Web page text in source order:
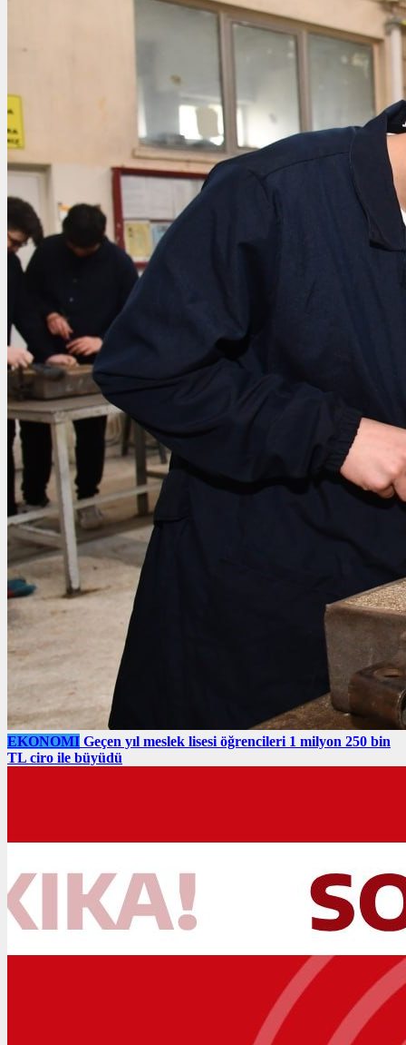
EKONOMI Geçen yıl meslek lisesi öğrencileri 1 milyon 250 bin
TL ciro ile büyüdü